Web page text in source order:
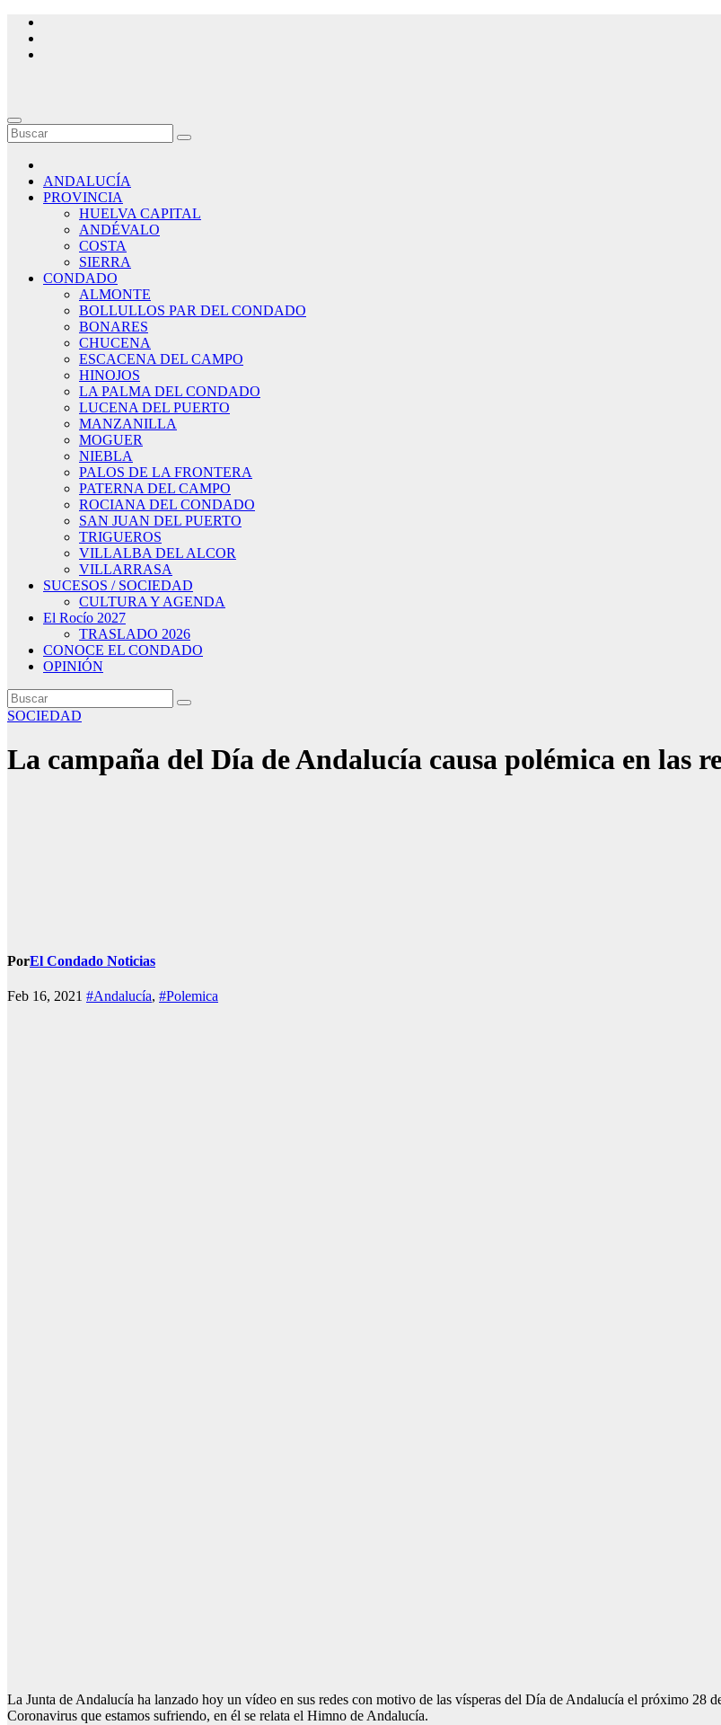
Saltar
contenido
ANDALUCÍA
PROVINCIA
HUELVA CAPITAL
ANDÉVALO
COSTA
SIERRA
CONDADO
ALMONTE
BOLLULLOS PAR DEL CONDADO
BONARES
CHUCENA
ESCACENA DEL CAMPO
HINOJOS
LA PALMA DEL CONDADO
LUCENA DEL PUERTO
MANZANILLA
MOGUER
NIEBLA
PALOS DE LA FRONTERA
PATERNA DEL CAMPO
ROCIANA DEL CONDADO
SAN JUAN DEL PUERTO
TRIGUEROS
VILLALBA DEL ALCOR
VILLARRASA
SUCESOS / SOCIEDAD
CULTURA Y AGENDA
El Rocío 2027
TRASLADO 2026
CONOCE EL CONDADO
OPINIÓN
SOCIEDAD
La campaña del Día de Andalucía causa polémica en las
PorEl Condado Noticias
Feb 16, 2021 #Andalucía, #Polemica
La Junta de Andalucía ha lanzado hoy un vídeo en sus redes con motivo de las vísperas del Día de Andalucía el próximo 28
Coronavirus que estamos sufriendo, en él se relata el Himno de Andalucía.